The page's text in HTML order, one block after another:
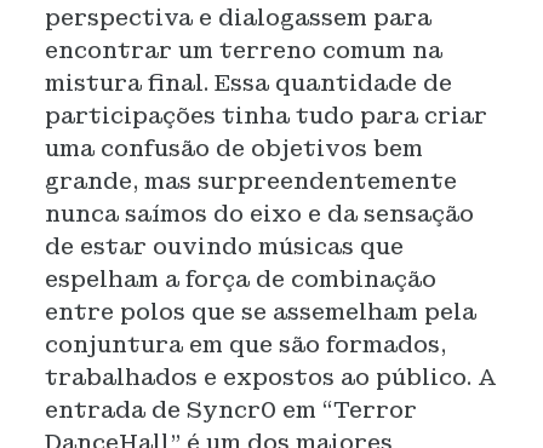
perspectiva e dialogassem para
encontrar um terreno comum na
mistura final. Essa quantidade de
participações tinha tudo para criar
uma confusão de objetivos bem
grande, mas surpreendentemente
nunca saímos do eixo e da sensação
de estar ouvindo músicas que
espelham a força de combinação
entre polos que se assemelham pela
conjuntura em que são formados,
trabalhados e expostos ao público. A
entrada de Syncr0 em “Terror